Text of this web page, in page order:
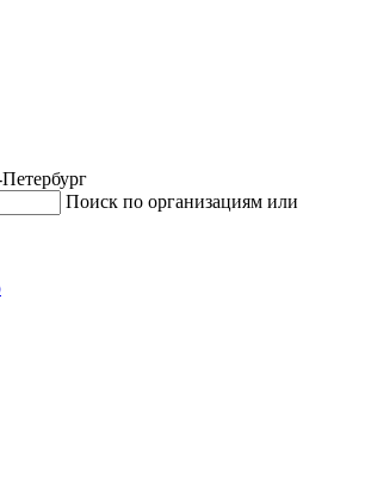
Поиск по организациям или